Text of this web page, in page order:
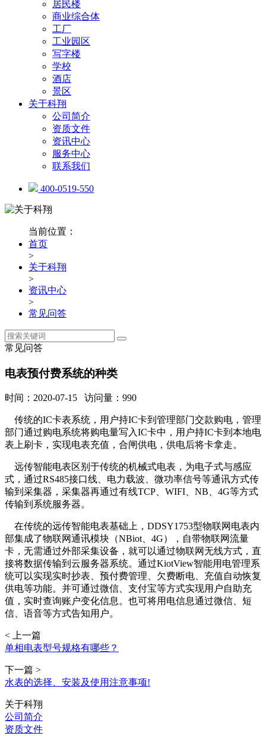
居民楼
商业综合体
工厂
工业园区
写字楼
学校
酒店
景区
关于科翔
公司简介
资质文件
资讯中心
服务中心
联系我们
400-0519-550
当前位置：
首页
>
关于科翔
>
资讯中心
>
常见问答
常见问答
电表预付费系统的种类
时间：2020-07-15 访问量：990
传统的IC卡表系统，用户持IC卡到管理部门交款购电，管理
部门通过购电系统将购电量写入IC卡中，用户持IC卡到本地电
表上刷卡，实现电表充值，合闸供电，供电后将卡拿走。
远传智能电表区别于传统的机械式电表，为电子式与感应
式，通过RS485接口线、电力载波、微功率信号等通讯方式传
输到采集器，采集器再通过有线TCP、WIFI、NB、4G等方式
传输到系统服务器。
在传统的远传智能电表基础上，DDSY1753型物联网电表内
部集成了物联网通讯模块（NBiot、4G），自带物联网流量
卡，无需通过外部采集设备，就可以通过物联网无线方式，直
接将数据传输到云服务器系统。通过KiotView智能用电管理系
统可以实现实时抄表、预付费管理、欠费断电、充值自动恢复
供电等功能。并可通过微信、支付宝等方式实现用户自助充
值，实时查询账户变化信息。也可将用电信息通过微信、短
信、语音等方式告知用户。
< 上一篇
单相电表型号规格有哪些？
下一篇 >
水表的选择、安装及使用注意事项!
关于科翔
公司简介
资质文件